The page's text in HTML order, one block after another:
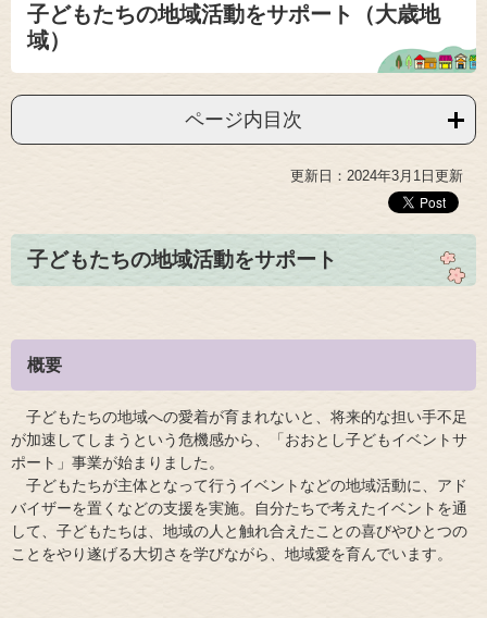
子どもたちの地域活動をサポート（大歳地
域）
ページ内目次
更新日：2024年3月1日更新
子どもたちの地域活動をサポート
概要
子どもたちの地域への愛着が育まれないと、将来的な担い手不足
が加速してしまうという危機感から、「おおとし子どもイベントサ
ポート」事業が始まりました。
子どもたちが主体となって行うイベントなどの地域活動に、アド
バイザーを置くなどの支援を実施。自分たちで考えたイベントを通
して、子どもたちは、地域の人と触れ合えたことの喜びやひとつの
ことをやり遂げる大切さを学びながら、地域愛を育んでいます。